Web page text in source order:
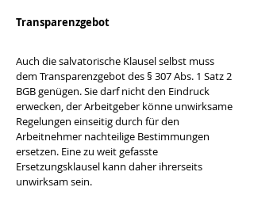
Transparenzgebot
Auch die salvatorische Klausel selbst muss
dem Transparenzgebot des § 307 Abs. 1 Satz 2
BGB genügen. Sie darf nicht den Eindruck
erwecken, der Arbeitgeber könne unwirksame
Regelungen einseitig durch für den
Arbeitnehmer nachteilige Bestimmungen
ersetzen. Eine zu weit gefasste
Ersetzungsklausel kann daher ihrerseits
unwirksam sein.